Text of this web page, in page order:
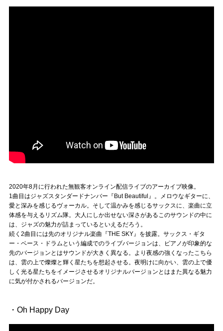
2020年8月に行われた無観客オンライン配信ライブのアーカイブ映像。
1曲目はジャズスタンダードナンバー『But Beautiful』。メロウなギターに、
愛と深みを感じるヴォーカル。そして温かみを感じるサックスに、楽曲に立
体感を与えるリズム隊。大人にしか出せない深さがあるこのサウンドの中に
は、ジャズの魅力が詰まっているといえるだろう。
続く2曲目には先のオリジナル楽曲『THE SKY』を披露。サックス・ギタ
ー・ベース・ドラムという編成でのライブバージョンは、ピアノが印象的な
先のバージョンとはサウンドが大きく異なる。より夜感の強くなったこちら
は、雲の上で燦燦と輝く星たちを想起させる。夜明けに向かい、雲の上で優
しく光る星たちをイメージさせるオリジナルバージョンとはまた異なる魅力
に気が付かされるバージョンだ。
・Oh Happy Day